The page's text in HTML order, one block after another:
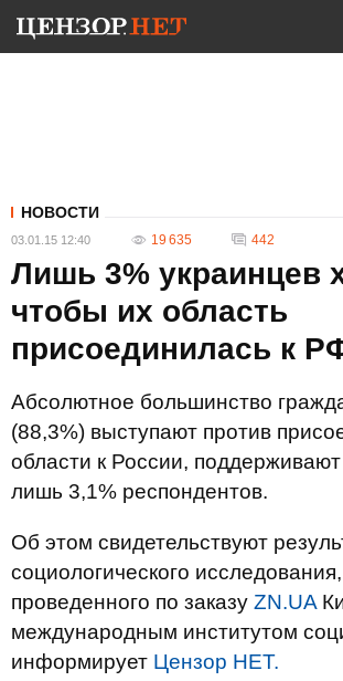
НОВОСТИ
03.01.15 12:40 19 635 442
Лишь 3% украинцев
чтобы их область
присоединилась к
Абсолютное большинство
(88,3%) выступают против
области к России,
лишь 3,1% респондентов.
Об этом свидетельствуют
социологического исследования,
проведенного по заказу ZN.UA
международным институтом
информирует Цензор НЕТ.